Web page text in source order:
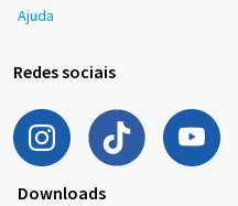
Ajuda
Redes sociais
Downloads